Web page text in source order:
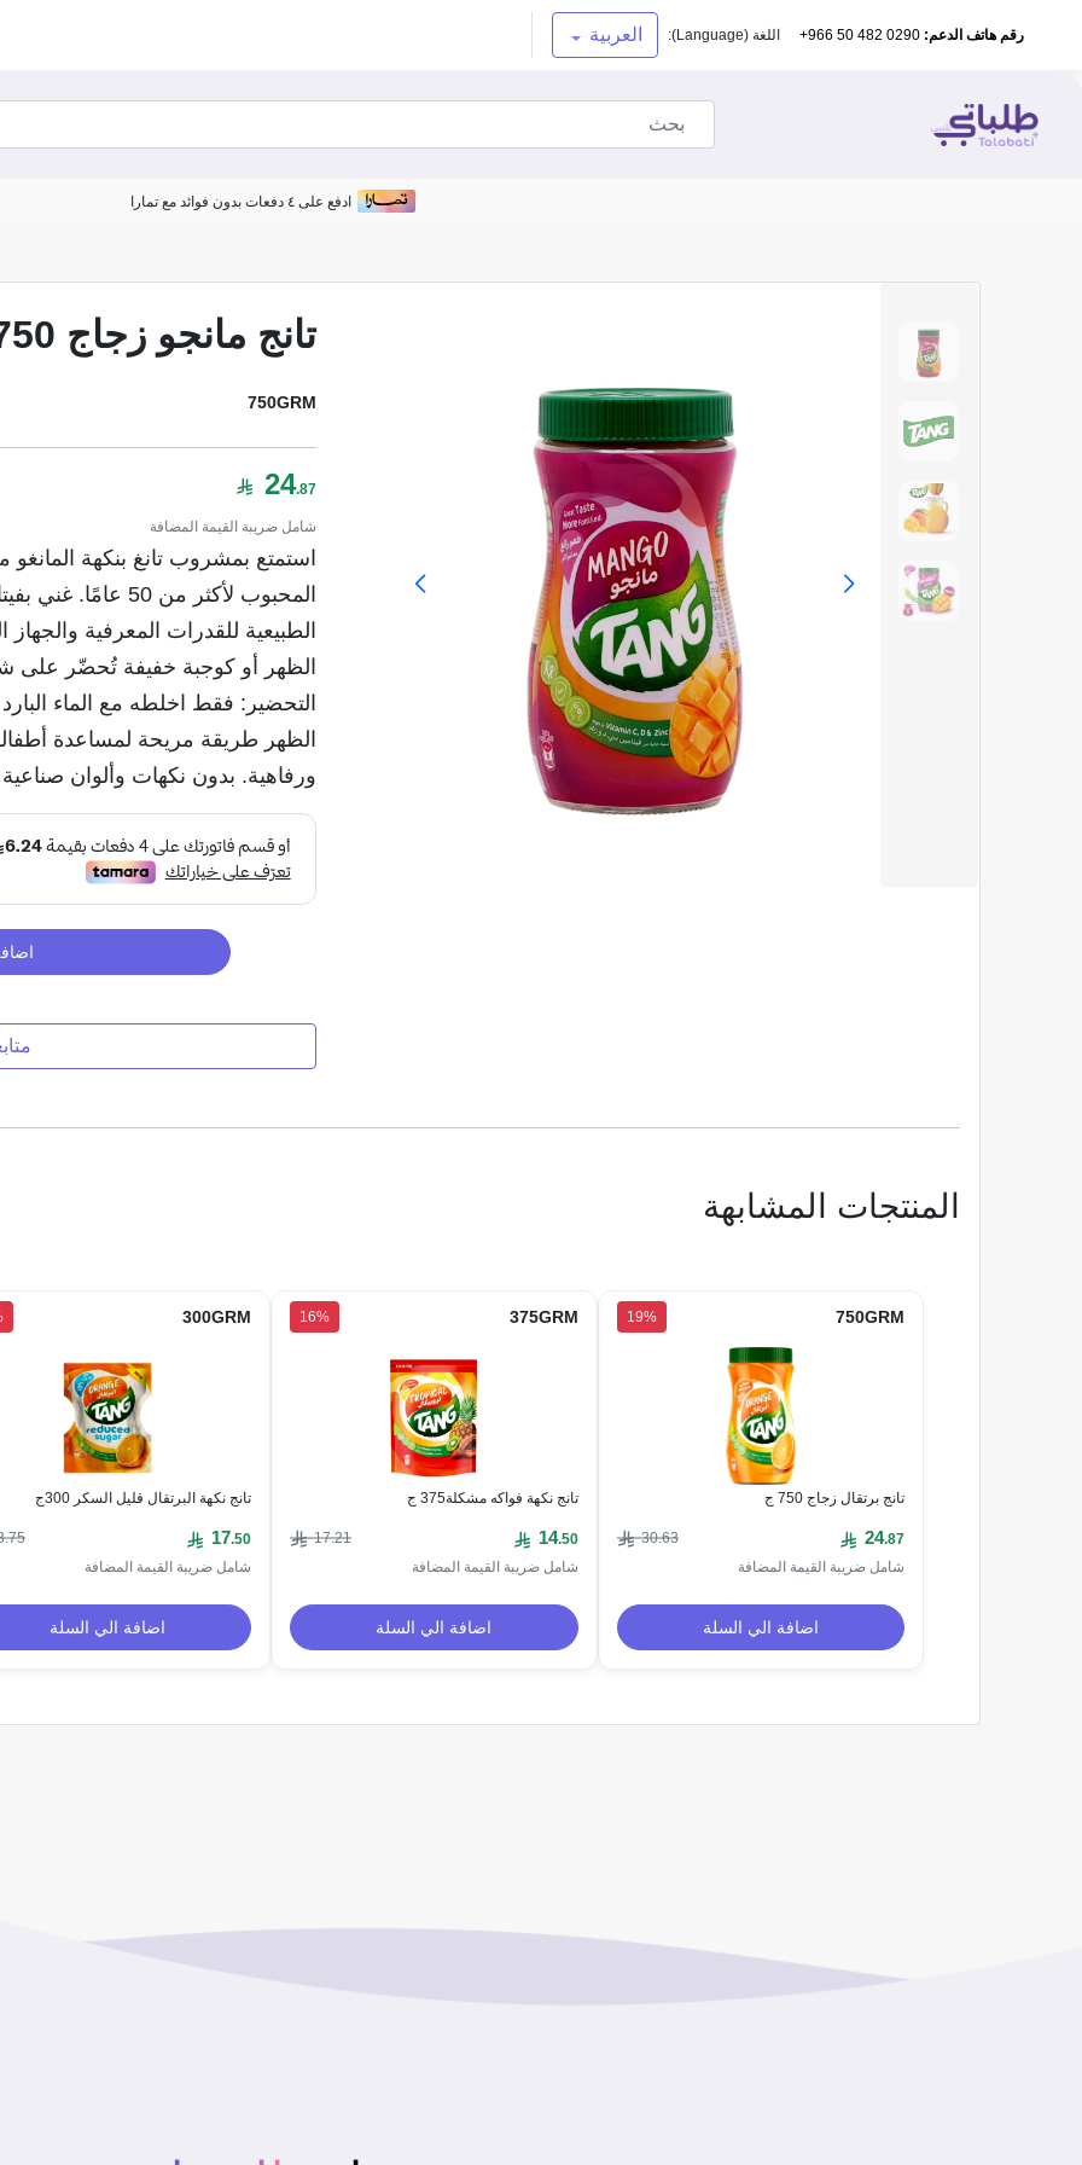
رقم هاتف الدعم: +966 50 482 0290 اللغة (Language): العربية
ادفع على ٤ دفعات بدون فوائد مع تمارا
تانج مانجو زجاج 750 ج
750GRM
24.87
شامل ضريبة القيمة المضافة
استمتع بمشروب تانغ بنكهة المانغو
الطبيعية للقدرات المعرفية
الظهر أو كوجبة خفيفة تُحضّر على
التحضير: فقط اخلطه مع الماء
الظهر طريقة مريحة لمساعدة
ورفاهية. بدون نكهات وألوان صناعية
المنتجات المشابهة
750GRM
19%
تانج برتقال زجاج 750 ج
24.87
30.63
شامل ضريبة القيمة المضافة
اضافة الي السلة
375GRM
16%
تانج نكهة فواكه مشكلة375 ج
14.50
17.21
شامل ضريبة القيمة المضافة
اضافة الي السلة
300GRM
تانج نكهة البرتقال قليل السكر 300ج
17.50
.75
شامل ضريبة القيمة المضافة
اضافة الي السلة